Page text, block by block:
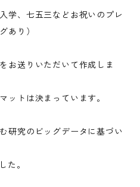
学、七五三などお祝いのプレ
あり）
お送りいただいて作成しま
ットは決まっています。
研究のビッグデータに基づい
た。